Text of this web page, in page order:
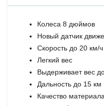
Колеса 8 дюймов
Новый датчик
Скорость до 20 км/ч
Легкий вес
Выдерживает вес
Дальность до 15 км
Качество